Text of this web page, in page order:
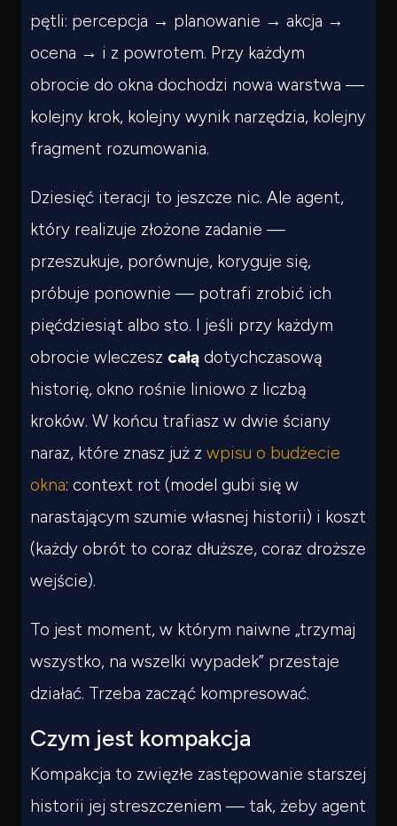
pętli: percepcja → planowanie → akcja →
ocena → i z powrotem. Przy każdym
obrocie do okna dochodzi nowa warstwa —
kolejny krok, kolejny wynik narzędzia, kolejny
fragment rozumowania.
Dziesięć iteracji to jeszcze nic. Ale agent,
który realizuje złożone zadanie —
przeszukuje, porównuje, koryguje się,
próbuje ponownie — potrafi zrobić ich
pięćdziesiąt albo sto. I jeśli przy każdym
obrocie wleczesz całą dotychczasową
historię, okno rośnie liniowo z liczbą
kroków. W końcu trafiasz w dwie ściany
naraz, które znasz już z wpisu o budżecie
okna: context rot (model gubi się w
narastającym szumie własnej historii) i koszt
(każdy obrót to coraz dłuższe, coraz droższe
wejście).
To jest moment, w którym naiwne „trzymaj
wszystko, na wszelki wypadek” przestaje
działać. Trzeba zacząć kompresować.
Czym jest kompakcja
Kompakcja to zwięzłe zastępowanie starszej
historii jej streszczeniem — tak, żeby agent